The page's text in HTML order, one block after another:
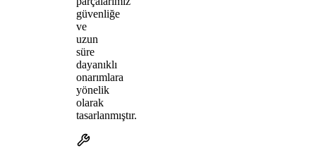
güvenliğe
ve
uzun
süre
dayanıklı
onarımlara
yönelik
olarak
tasarlanmıştır.